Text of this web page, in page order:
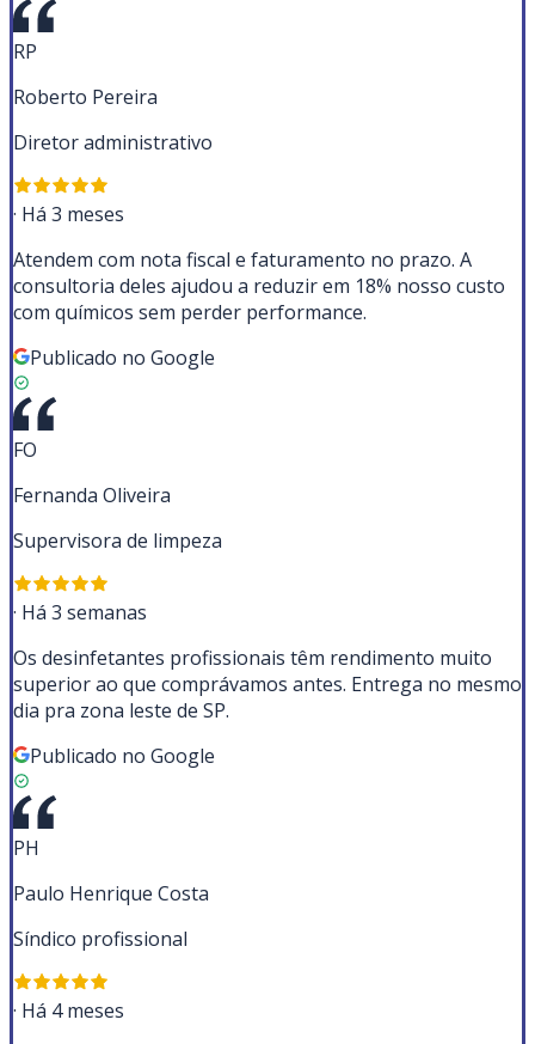
RP
Roberto Pereira
Diretor administrativo
· Há 3 meses
Atendem com nota fiscal e faturamento no prazo. A
consultoria deles ajudou a reduzir em 18% nosso custo
com químicos sem perder performance.
Publicado no Google
FO
Fernanda Oliveira
Supervisora de limpeza
· Há 3 semanas
Os desinfetantes profissionais têm rendimento muito
superior ao que comprávamos antes. Entrega no mesmo
dia pra zona leste de SP.
Publicado no Google
PH
Paulo Henrique Costa
Síndico profissional
· Há 4 meses